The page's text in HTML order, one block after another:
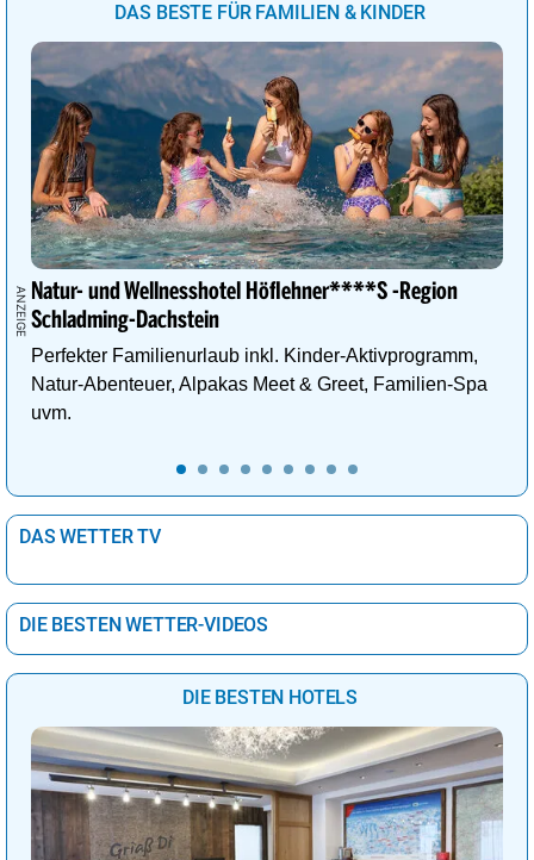
DAS BESTE FÜR FAMILIEN & KINDER
Natur- und Wellnesshotel Höflehner****S -Region
Schladming-Dachstein
Perfekter Familienurlaub inkl. Kinder-Aktivprogramm,
Natur-Abenteuer, Alpakas Meet & Greet, Familien-Spa
uvm.
DAS WETTER TV
DIE BESTEN WETTER-VIDEOS
DIE BESTEN HOTELS